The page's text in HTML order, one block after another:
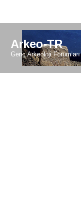
Arkeo-TR
Genç Arkeoloji Forumları